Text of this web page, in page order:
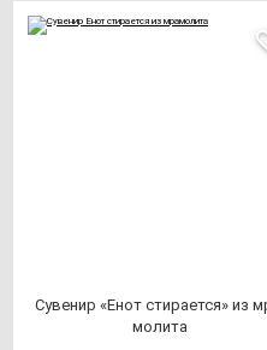
Суве­нир «Енот сти­ра­ет­ся» из
мо­ли­та